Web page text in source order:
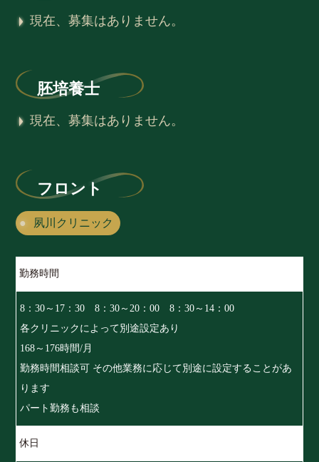
現在、募集はありません。
胚培養士
現在、募集はありません。
フロント
夙川クリニック
勤務時間
8：30～17：30 8：30～20：00 8：30～14：00
各クリニックによって別途設定あり
168～176時間/月
勤務時間相談可 その他業務に応じて別途に設定することがあ
ります
パート勤務も相談
休日